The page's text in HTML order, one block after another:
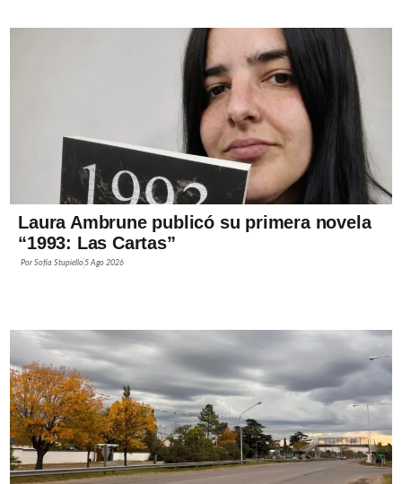
Laura Ambrune publicó su primera novela
“1993: Las Cartas”
PorSofía Stupiello 5 Ago 2026